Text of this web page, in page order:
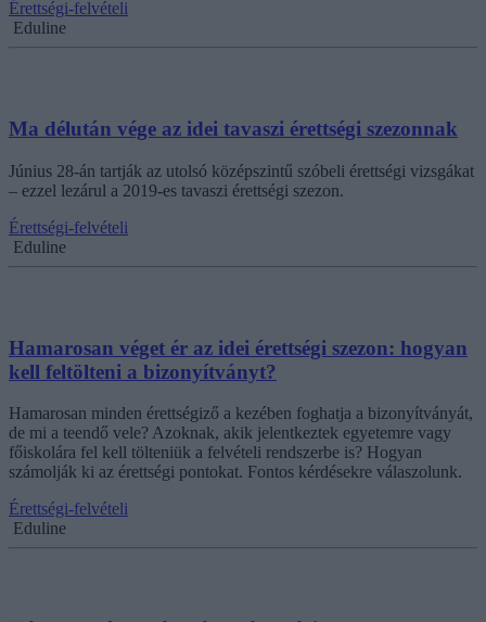
Érettségi-felvételi
Eduline
Ma délután vége az idei tavaszi érettségi szezonnak
Június 28-án tartják az utolsó középszintű szóbeli érettségi vizsgákat
– ezzel lezárul a 2019-es tavaszi érettségi szezon.
Érettségi-felvételi
Eduline
Hamarosan véget ér az idei érettségi szezon: hogyan
kell feltölteni a bizonyítványt?
Hamarosan minden érettségiző a kezében foghatja a bizonyítványát,
de mi a teendő vele? Azoknak, akik jelentkeztek egyetemre vagy
főiskolára fel kell tölteniük a felvételi rendszerbe is? Hogyan
számolják ki az érettségi pontokat. Fontos kérdésekre válaszolunk.
Érettségi-felvételi
Eduline